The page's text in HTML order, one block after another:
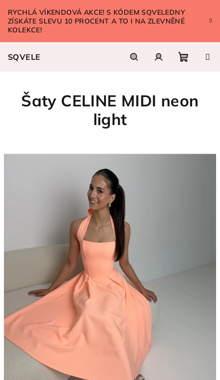
obsah
RYCHLÁ VÍKENDOVÁ AKCE! S KÓDEM SQVELEDNY
ZÍSKÁTE SLEVU 10 PROCENT A TO I NA ZLEVNĚNÉ
KOLEKCE!
SQVELE
košík
Šaty CELINE MIDI neon
light